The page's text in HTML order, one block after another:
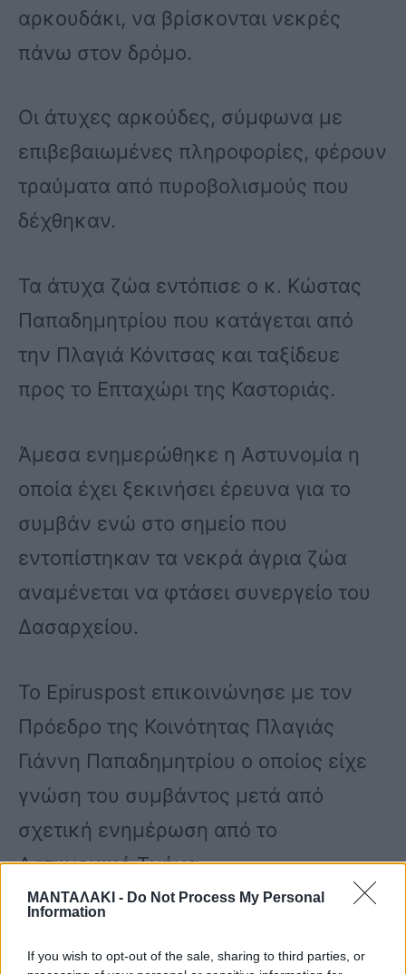
ΜΑΝΤΑΛΑΚΙ - Do Not Process My Personal
Information
If you wish to opt-out of the sale, sharing to third parties, or
αρκουδάκι, να βρίσκονται νεκρές
πάνω στον δρόμο.
Οι άτυχες αρκούδες, σύμφωνα με
επιβεβαιωμένες πληροφορίες, φέρουν
τραύματα από πυροβολισμούς που
δέχθηκαν.
Τα άτυχα ζώα εντόπισε ο κ. Κώστας
Παπαδημητρίου που κατάγεται από
την Πλαγιά Κόνιτσας και ταξίδευε
προς το Επταχώρι της Καστοριάς.
Άμεσα ενημερώθηκε η Αστυνομία η
οποία έχει ξεκινήσει έρευνα για το
συμβάν ενώ στο σημείο που
εντοπίστηκαν τα νεκρά άγρια ζώα
αναμένεται να φτάσει συνεργείο του
Δασαρχείου.
Το Epiruspost επικοινώνησε με τον
Πρόεδρο της Κοινότητας Πλαγιάς
Γιάννη Παπαδημητρίου ο οποίος είχε
γνώση του συμβάντος μετά από
σχετική ενημέρωση από το
Αστυνομικό Τμήμα.
την οποία καταδικάζουμε όλοι»